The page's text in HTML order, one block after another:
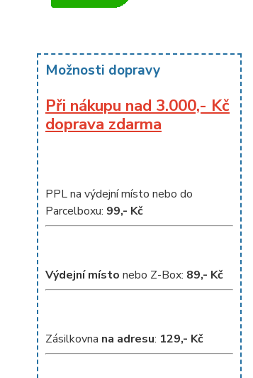
Možnosti dopravy
Při nákupu nad 3.000,- Kč
doprava zdarma
PPL na výdejní místo nebo do
Parcelboxu: 99,- Kč
Výdejní místo nebo Z-Box: 89,- Kč
Zásilkovna na adresu: 129,- Kč